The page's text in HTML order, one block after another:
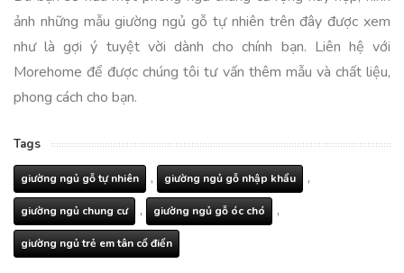
ảnh những mẫu giường ngủ gỗ tự nhiên trên đây được xem
như là gợi ý tuyệt vời dành cho chính bạn. Liên hệ với
Morehome để được chúng tôi tư vấn thêm mẫu và chất liệu,
phong cách cho bạn.
Tags
giường ngủ gỗ tự nhiên , giường ngủ gỗ nhập khẩu ,
giường ngủ chung cư , giường ngủ gỗ óc chó ,
giường ngủ trẻ em tân cổ điển